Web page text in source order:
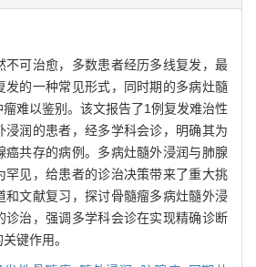
不可治愈，多数患者经历多线复发，最
发的一种常见形式，同时期的多病灶髓
难以鉴别。该文报告了1例复发难治性
浸润的患者，经多学科会诊，明确其为
癌共存的病例。多病灶髓外浸润与肺腺
罕见，给患者的诊治决策带来了重大挑
和文献复习，探讨骨髓瘤多病灶髓外浸
诊治，强调多学科会诊在实现精确诊断
键作用。